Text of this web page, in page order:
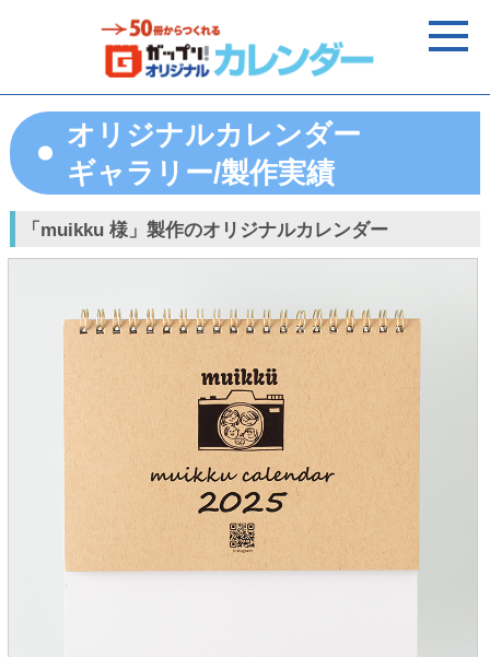
オリジナルカレンダー
ギャラリー/製作実績
「muikku 様」製作のオリジナルカレンダー